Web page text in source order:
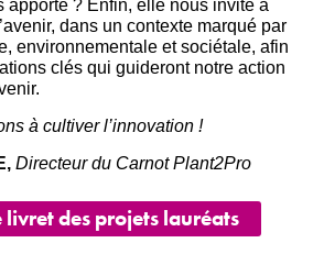
apporte ? Enfin, elle nous invite à
dans un contexte marqué par
environnementale et sociétale, afin
clés qui guideront notre action
à cultiver l’innovation !
Directeur du Carnot Plant2Pro
livret des projets lauréats